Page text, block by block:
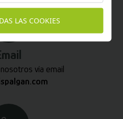
vía email
LAS COOKIES